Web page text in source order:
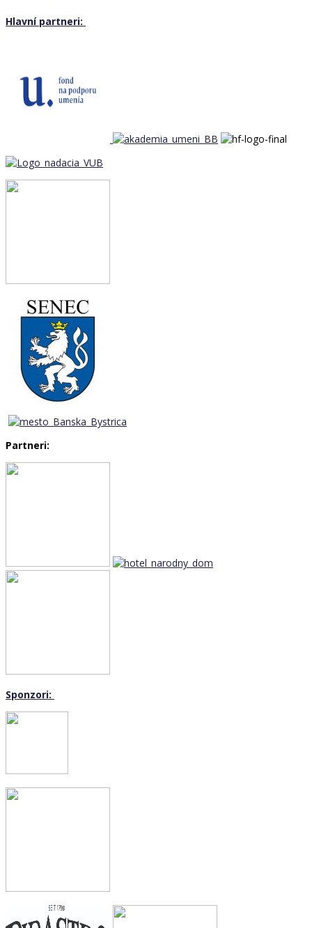
Hlavní partneri:
Partneri:
Sponzori: